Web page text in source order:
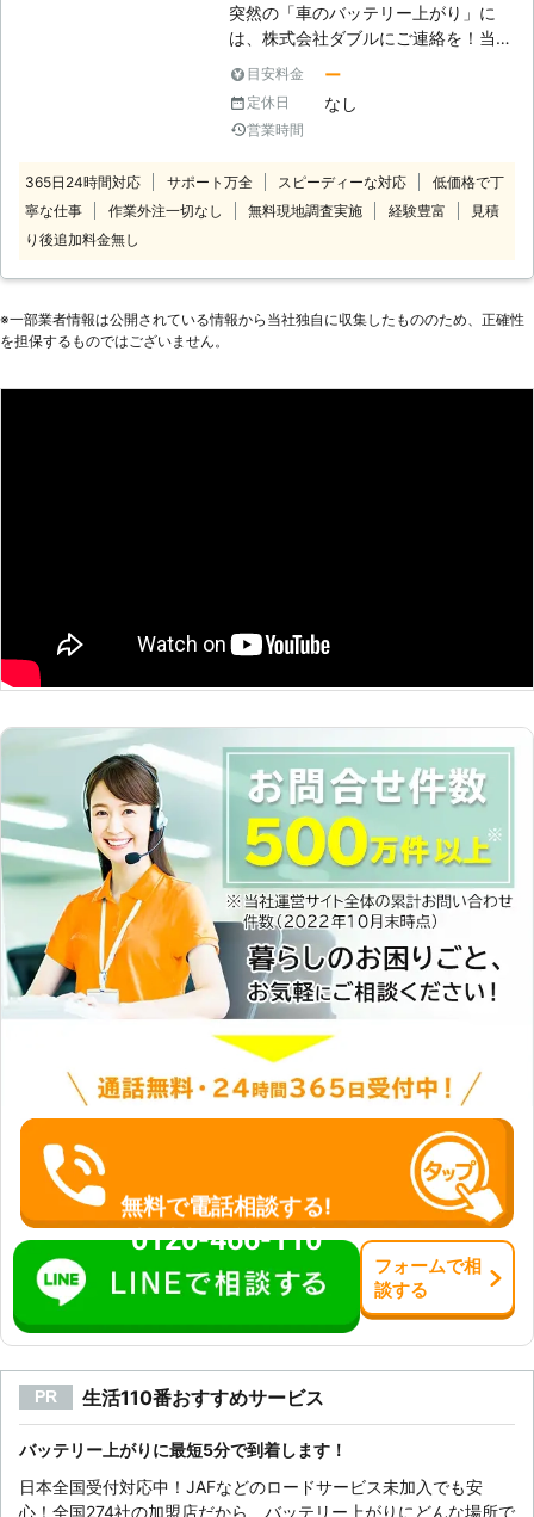
できます 車のバッテリーが上がって
しまったことに気づくのは、車を運転
しようとしたけれどうんともすんとも
動かないときです。実際に運転をしよ
うとしたその瞬間に気が付くので、時
う。 そんなときこそ、弊社「株式会
社クイックキャット」の出番です！弊
社は、24時間365日対応していま
けることができるのです。 また最短
らせることが可能です。お客様がすぐ
突然の「車のバッテリー上がり」に
は、株式会社ダブルにご連絡を！当店
は島根県出雲市に拠点を置き、24時
間365日営業で近郊エリアのバッテリ
ー上がりの復旧に駆けつけています。
出雲市内の中心街なら最短15分で駆
お客様も、まずはお気軽に当店にご連
絡ください。 <中心街までは最短15
ら、エンジンがかからなくなった ・
しばらく運転してない車のエンジンが
リーが上がる原因で多いのは「電装品
中古車販売と自動車整備の認証工場と
ことから車検も受けられ、整備士も在
も、ご安心ください。 <車が動かない
ときはレッカー対応> バッテリーが原
因ではなく、故障など別の原因があっ
た場合にはレッカー車での移動も承り
ます。不動車・事故車・落車など、動
かせない車があった場合には、24時
間レッカー対応をおこないますので、
ご連絡ください。 車のバッテリーが
上がったら、エンジンがかからず焦っ
てしまいますよね。そんなときでも、
24時間365日営業の株式会社ダブル
なら、いつでもお客様のもとに駆けつ
けます。お困りのときは、ご連絡くだ
さい。 <実際の施工実績> ●島根県出
雲市 依頼内容：エンジンかけたまま
寝ていた メーカー：スバル 料金：
ライトを点けっぱなしにしていた メ
ーカー：日産 料金：16,500円 ※税込
価格です。 ※依頼内容に応じて料金は
変動します。
目安料金 ー
定休日 なし
営業時間
365日24時間対応 サポート万全 スピーディーな対応
低価格で丁
寧な仕事
作業外注一切なし 無料現地調査実施 経験豊富
見積
り後追加料金無し
※⼀部業者情報は公開されている情報から当社独⾃に収集したもののため、正確性
を担保するものではございません。
無料で電話相談する!
0120-466-110
フォームで相
談する
PR 生活110番おすすめサービス
バッテリー上がりに最短5分で到着します！
日本全国受付対応中！JAFなどのロードサービス未加入でも安
心！全国274社の加盟店だから、バッテリー上がりにどんな場所で